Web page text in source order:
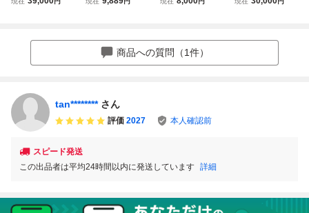
左右セット 即納
棚12C
商品への質問（1件）
tan******** さん
評価 2027 本人確認前
スピード発送
この出品者は平均24時間以内に発送しています 詳細